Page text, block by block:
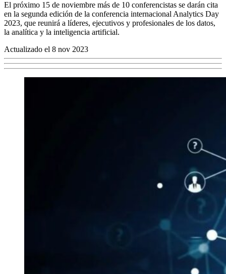
El próximo 15 de noviembre más de 10 conferencistas se darán cita
en la segunda edición de la conferencia internacional Analytics Day
2023, que reunirá a líderes, ejecutivos y profesionales de los datos,
la analítica y la inteligencia artificial.
Actualizado el 8 nov 2023